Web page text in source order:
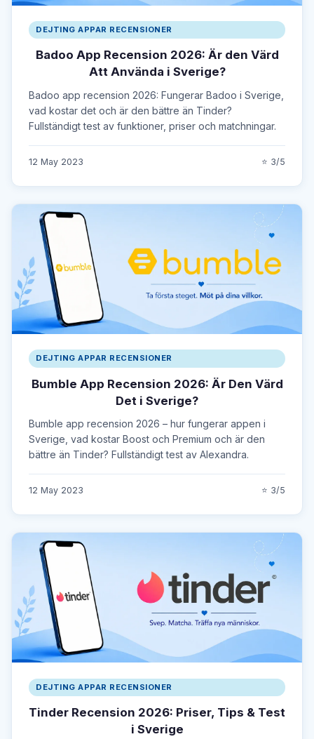
DEJTING APPAR RECENSIONER
Badoo App Recension 2026: Är den Värd
Att Använda i Sverige?
Badoo app recension 2026: Fungerar Badoo i Sverige,
vad kostar det och är den bättre än Tinder?
Fullständigt test av funktioner, priser och matchningar.
12 May 2023 ⭐ 3/5
DEJTING APPAR RECENSIONER
Bumble App Recension 2026: Är Den Värd
Det i Sverige?
Bumble app recension 2026 – hur fungerar appen i
Sverige, vad kostar Boost och Premium och är den
bättre än Tinder? Fullständigt test av Alexandra.
12 May 2023 ⭐ 3/5
DEJTING APPAR RECENSIONER
Tinder Recension 2026: Priser, Tips & Test
i Sverige